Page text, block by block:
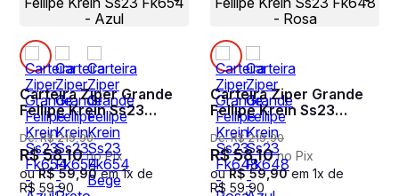
Carteira Ziper Grande
Fellipe Krein Ss23
Fk654 - Azul
De:R$ 219,90
R$58,10no Pix
ouR$ 59,90em1x de
R$ 59,90
Carteira Ziper Grande
Fellipe Krein Ss23
Fk648 - Rosa
De:R$ 219,90
R$58,10no Pix
ouR$ 59,90em 1x de
R$ 59,90